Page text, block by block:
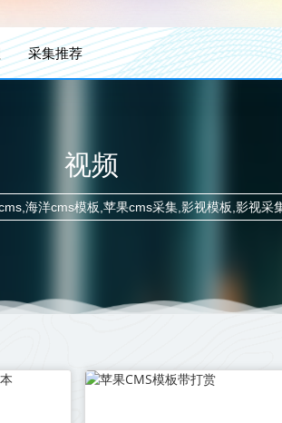
采集推荐
视频
海洋cms模板,苹果cms采集,影视模板,影视采